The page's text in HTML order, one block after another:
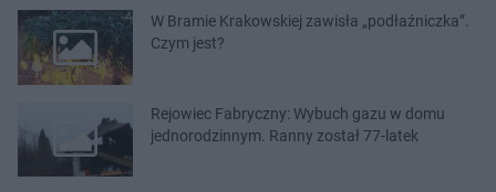
W Bramie Krakowskiej zawisła „podłaźniczka”.
Czym jest?
Rejowiec Fabryczny: Wybuch gazu w domu
jednorodzinnym. Ranny został 77-latek